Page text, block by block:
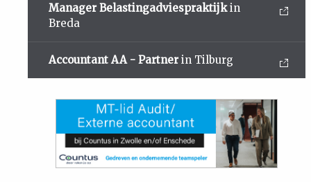
Manager Belastingadviespraktijkin
Breda
Accountant AA - Partner in Tilburg